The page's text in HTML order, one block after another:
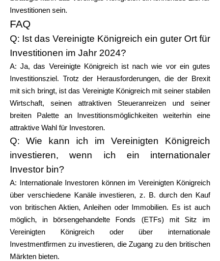
Investitionen sein.
FAQ
Q: Ist das Vereinigte Königreich ein guter Ort für
Investitionen im Jahr 2024?
A: Ja, das Vereinigte Königreich ist nach wie vor ein gutes
Investitionsziel. Trotz der Herausforderungen, die der Brexit
mit sich bringt, ist das Vereinigte Königreich mit seiner stabilen
Wirtschaft, seinen attraktiven Steueranreizen und seiner
breiten Palette an Investitionsmöglichkeiten weiterhin eine
attraktive Wahl für Investoren.
Q: Wie kann ich im Vereinigten Königreich
investieren, wenn ich ein internationaler
Investor bin?
A: Internationale Investoren können im Vereinigten Königreich
über verschiedene Kanäle investieren, z. B. durch den Kauf
von britischen Aktien, Anleihen oder Immobilien. Es ist auch
möglich, in börsengehandelte Fonds (ETFs) mit Sitz im
Vereinigten Königreich oder über internationale
Investmentfirmen zu investieren, die Zugang zu den britischen
Märkten bieten.